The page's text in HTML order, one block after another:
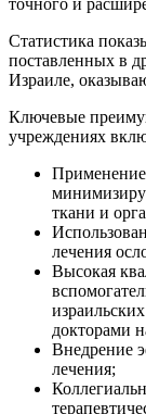
Статистика
поставленных в
Израиле,
Ключевые
учреждениях
Применение
ткани и
лечения
Высокая
докторами
Внедрение
лечения;